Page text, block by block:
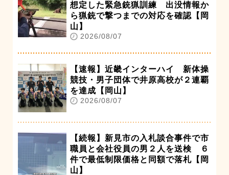
想定した緊急銃猟訓練 出没情報か
ら猟銃で撃つまでの対応を確認【岡
山】
2026/08/07
【速報】近畿インターハイ 新体操
競技・男子団体で井原高校が２連覇
を達成【岡山】
2026/08/07
【続報】新見市の入札談合事件で市
職員と会社役員の男２人を送検 ６
件で最低制限価格と同額で落札【岡
山】